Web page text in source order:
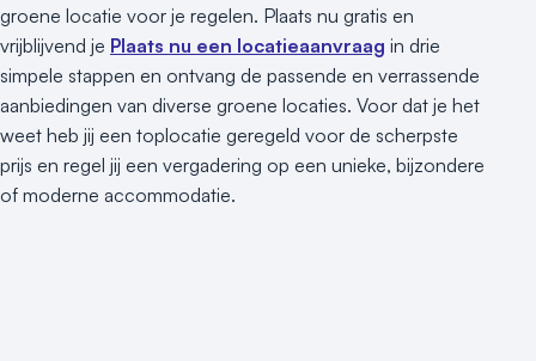
groene locatie voor je regelen. Plaats nu gratis en
vrijblijvend je Plaats nu een locatieaanvraag in drie
simpele stappen en ontvang de passende en verrassende
aanbiedingen van diverse groene locaties. Voor dat je het
weet heb jij een toplocatie geregeld voor de scherpste
prijs en regel jij een vergadering op een unieke, bijzondere
of moderne accommodatie.